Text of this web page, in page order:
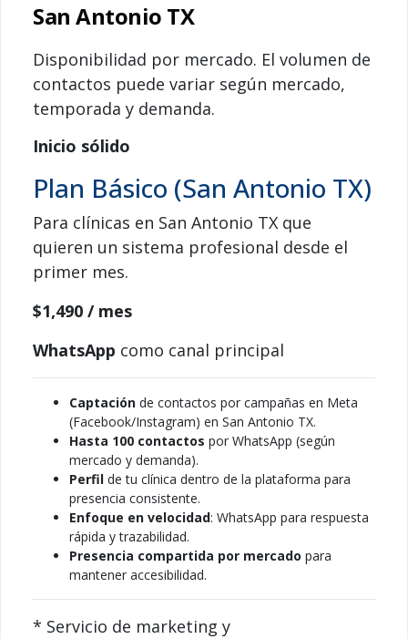
San Antonio TX
Disponibilidad por mercado. El volumen de
contactos puede variar según mercado,
temporada y demanda.
Inicio sólido
Plan Básico (San Antonio TX)
Para clínicas en San Antonio TX que
quieren un sistema profesional desde el
primer mes.
$1,490 / mes
WhatsApp como canal principal
Captación de contactos por campañas en Meta
(Facebook/Instagram) en San Antonio TX.
Hasta 100 contactos por WhatsApp (según
mercado y demanda).
Perfil de tu clínica dentro de la plataforma para
presencia consistente.
Enfoque en velocidad: WhatsApp para respuesta
rápida y trazabilidad.
Presencia compartida por mercado para
mantener accesibilidad.
* Servicio de marketing y